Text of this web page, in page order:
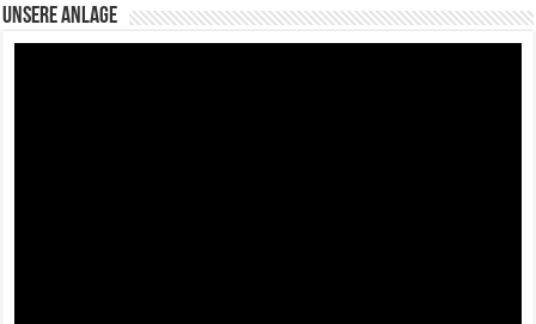
Unsere Anlage